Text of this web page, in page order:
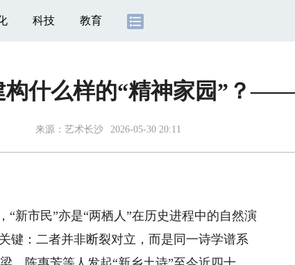
科技 教育
构什么样的“精神家园”？
来源： 艺术长沙 2026-05-30 20:11
市民”亦是“两栖人”在历史进程中的自然演
键：二者并非断裂对立，而是同一诗学谱系